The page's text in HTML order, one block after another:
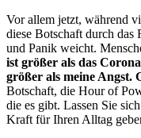
Vor allem jetzt, während
diese Botschaft durch das
und Panik weicht.
ist größer als das
größer als meine Angst.
Botschaft, die Hour of
die es gibt. Lassen Sie
Kraft für Ihren Alltag